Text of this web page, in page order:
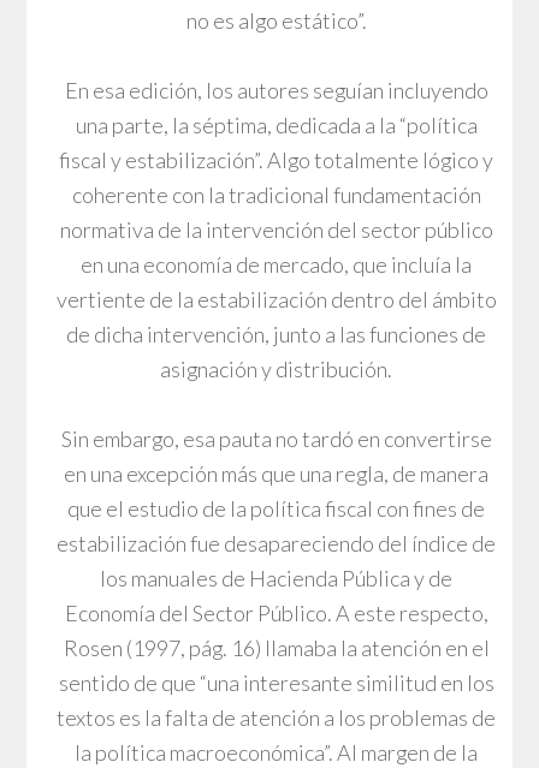
no es algo estático”.
En esa edición, los autores seguían incluyendo
una parte, la séptima, dedicada a la “política
fiscal y estabilización”. Algo totalmente lógico y
coherente con la tradicional fundamentación
normativa de la intervención del sector público
en una economía de mercado, que incluía la
vertiente de la estabilización dentro del ámbito
de dicha intervención, junto a las funciones de
asignación y distribución.
Sin embargo, esa pauta no tardó en convertirse
en una excepción más que una regla, de manera
que el estudio de la política fiscal con fines de
estabilización fue desapareciendo del índice de
los manuales de Hacienda Pública y de
Economía del Sector Público. A este respecto,
Rosen (1997, pág. 16) llamaba la atención en el
sentido de que “una interesante similitud en los
textos es la falta de atención a los problemas de
la política macroeconómica”. Al margen de la